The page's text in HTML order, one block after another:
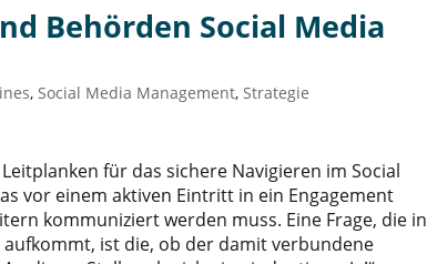
Behörden Social Media
,Social Media Management,Strategie
für das sichere Navigieren im Social
vor einem aktiven Eintritt in ein Engagement
kommuniziert werden muss. Eine Frage, die in
ist die, ob der damit verbundene